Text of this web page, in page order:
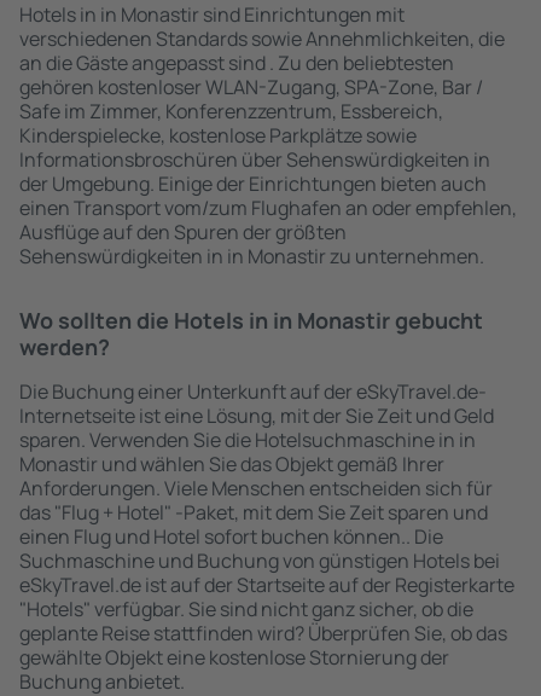
Hotels in in Monastir sind Einrichtungen mit
verschiedenen Standards sowie Annehmlichkeiten, die
an die Gäste angepasst sind . Zu den beliebtesten
gehören kostenloser WLAN-Zugang, SPA-Zone, Bar /
Safe im Zimmer, Konferenzzentrum, Essbereich,
Kinderspielecke, kostenlose Parkplätze sowie
Informationsbroschüren über Sehenswürdigkeiten in
der Umgebung. Einige der Einrichtungen bieten auch
einen Transport vom/zum Flughafen an oder empfehlen,
Ausflüge auf den Spuren der größten
Sehenswürdigkeiten in in Monastir zu unternehmen.
Wo sollten die Hotels in in Monastir gebucht
werden?
Die Buchung einer Unterkunft auf der eSkyTravel.de-
Internetseite ist eine Lösung, mit der Sie Zeit und Geld
sparen. Verwenden Sie die Hotelsuchmaschine in in
Monastir und wählen Sie das Objekt gemäß Ihrer
Anforderungen. Viele Menschen entscheiden sich für
das "Flug + Hotel" -Paket, mit dem Sie Zeit sparen und
einen Flug und Hotel sofort buchen können.. Die
Suchmaschine und Buchung von günstigen Hotels bei
eSkyTravel.de ist auf der Startseite auf der Registerkarte
"Hotels" verfügbar. Sie sind nicht ganz sicher, ob die
geplante Reise stattfinden wird? Überprüfen Sie, ob das
gewählte Objekt eine kostenlose Stornierung der
Buchung anbietet.